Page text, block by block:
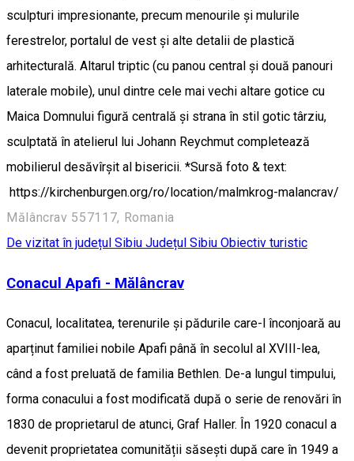
sculpturi impresionante, precum menourile şi mulurile
ferestrelor, portalul de vest şi alte detalii de plastică
arhitecturală. Altarul triptic (cu panou central şi două panouri
laterale mobile), unul dintre cele mai vechi altare gotice cu
Maica Domnului figură centrală şi strana în stil gotic târziu,
sculptată în atelierul lui Johann Reychmut completează
mobilierul desăvîrşit al bisericii. *Sursă foto & text:
https://kirchenburgen.org/ro/location/malmkrog-malancrav/
Mălâncrav 557117, Romania
De vizitat în județul Sibiu Județul Sibiu Obiectiv turistic
Conacul Apafi - Mălâncrav
Conacul, localitatea, terenurile și pădurile care-l înconjoară au
aparținut familiei nobile Apafi până în secolul al XVIII-lea,
când a fost preluată de familia Bethlen. De-a lungul timpului,
forma conacului a fost modificată după o serie de renovări în
1830 de proprietarul de atunci, Graf Haller. În 1920 conacul a
devenit proprietatea comunității săsești după care în 1949 a